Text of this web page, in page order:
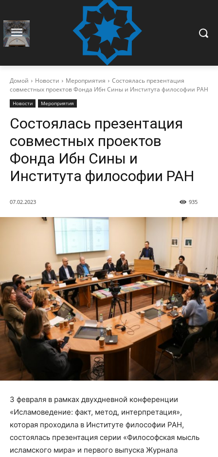
Домой Новости Мероприятия
Состоялась презентация
совместных проектов Фонда Ибн Сины и Института философии РАН
Новости Мероприятия
Состоялась презентация
совместных проектов
Фонда Ибн Сины и
Института философии РАН
07.02.2023 935
3 февраля в рамках двухдневной конференции
«Исламоведение: факт, метод, интерпретация»,
которая проходила в Институте философии РАН,
состоялась презентация серии «Философская мысль
исламского мира» и первого выпуска Журнала